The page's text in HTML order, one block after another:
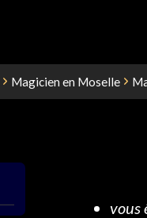
Magicien en Moselle
vous